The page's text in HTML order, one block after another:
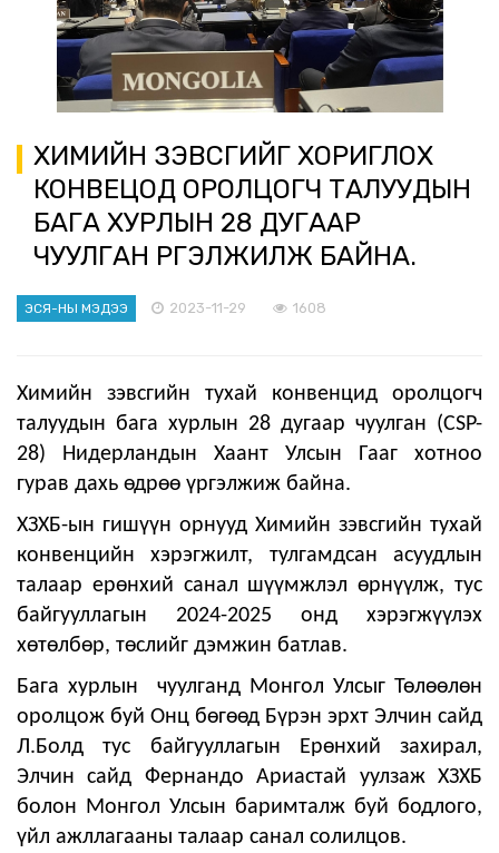
ХИМИЙН ЗЭВСГИЙГ ХОРИГЛОХ
КОНВЕЦОД ОРОЛЦОГЧ ТАЛУУДЫН
БАГА ХУРЛЫН 28 ДУГААР
ЧУУЛГАН ҮРГЭЛЖИЛЖ БАЙНА.
ЭСЯ-НЫ МЭДЭЭ 2023-11-29 1608
Химийн зэвсгийн тухай конвенцид оролцогч
талуудын бага хурлын 28 дугаар чуулган (CSP-
28) Нидерландын Хаант Улсын Гааг хотноо
гурав дахь өдрөө үргэлжиж байна.
ХЗХБ-ын гишүүн орнууд Химийн зэвсгийн тухай
конвенцийн хэрэгжилт, тулгамдсан асуудлын
талаар ерөнхий санал шүүмжлэл өрнүүлж, тус
байгууллагын 2024-2025 онд хэрэгжүүлэх
хөтөлбөр, төслийг дэмжин батлав.
Бага хурлын чуулганд Монгол Улсыг Төлөөлөн
оролцож буй Онц бөгөөд Бүрэн эрхт Элчин сайд
Л.Болд тус байгууллагын Ерөнхий захирал,
Элчин сайд Фернандо Ариастай уулзаж ХЗХБ
болон Монгол Улсын баримталж буй бодлого,
үйл ажллагааны талаар санал солилцов.